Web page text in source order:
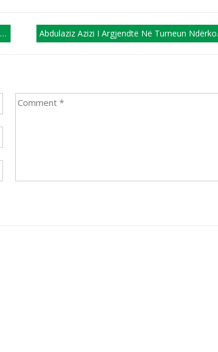
Abdulaziz Azizi I Argjendtë Në Turneun Ndërkombëtarë Në Artvin Të Turqisë